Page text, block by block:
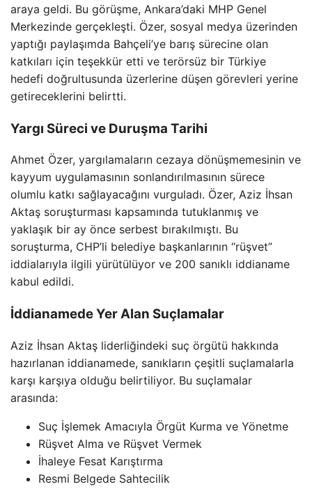
araya geldi. Bu görüşme, Ankara’daki MHP Genel
Merkezinde gerçekleşti. Özer, sosyal medya üzerinden
yaptığı paylaşımda Bahçeli’ye barış sürecine olan
katkıları için teşekkür etti ve terörsüz bir Türkiye
hedefi doğrultusunda üzerlerine düşen görevleri yerine
getireceklerini belirtti.
Yargı Süreci ve Duruşma Tarihi
Ahmet Özer, yargılamaların cezaya dönüşmemesinin ve
kayyum uygulamasının sonlandırılmasının sürece
olumlu katkı sağlayacağını vurguladı. Özer, Aziz İhsan
Aktaş soruşturması kapsamında tutuklanmış ve
yaklaşık bir ay önce serbest bırakılmıştı. Bu
soruşturma, CHP’li belediye başkanlarının “rüşvet”
iddialarıyla ilgili yürütülüyor ve 200 sanıklı iddianame
kabul edildi.
İddianamede Yer Alan Suçlamalar
Aziz İhsan Aktaş liderliğindeki suç örgütü hakkında
hazırlanan iddianamede, sanıkların çeşitli suçlamalarla
karşı karşıya olduğu belirtiliyor. Bu suçlamalar
arasında:
Suç İşlemek Amacıyla Örgüt Kurma ve Yönetme
Rüşvet Alma ve Rüşvet Vermek
İhaleye Fesat Karıştırma
Resmi Belgede Sahtecilik